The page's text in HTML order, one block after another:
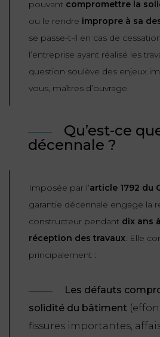
DROIT
ADMINISTRATIF
SUCCESSION
PENSION
ALIMENTAIRE
PRESTATION
CORPOREL
IMMOBILIER
DROIT
DU
TRAVAIL
ADMINISTRATIF
DONNÉES
PERSONNELLES
DROIT
DU
PROPRIÉTÉ
ENTREPRISES
EN
DIFFICULTÉ
PERSONNES
AGN
HAUSSMANN
09
34
72
EN LIGNE
pouvant compromettre la
ou le rendre impropre à sa
se passe-t-il en cas de
l’entreprise ayant réalisé les
question soulève des enjeux
vous, maîtres d’ouvrage.
Qu’est-ce
décennale ?
Imposée par l’article 1792 du
garantie décennale engage la
constructeur pendant dix ans
réception des travaux. Elle
principalement :
Les défauts
solidité du bâtiment
fissures importantes,